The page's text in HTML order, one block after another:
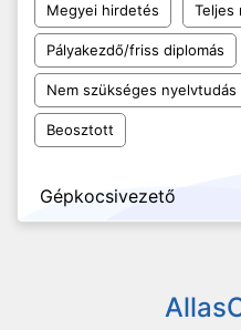
Megyei hirdetés Teljes
Pályakezdő/friss diplomás
Nem szükséges nyelvtudás
Beosztott
Gépkocsivezető